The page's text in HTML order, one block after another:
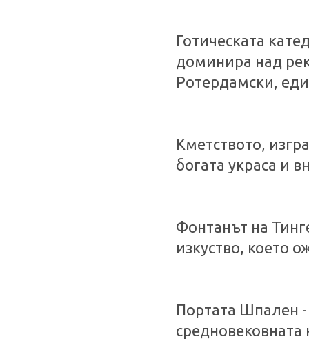
Готическата
доминира над
Ротердамски,
Кметството,
богата украса и
Фонтанът на
изкуство, което
Портата Шпален -
средновековната